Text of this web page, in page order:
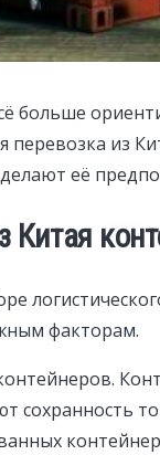
больше
перевозка из
её
Китая
факторам.
сохранность